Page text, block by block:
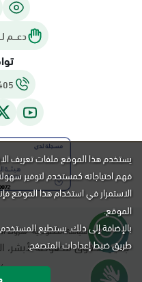
دعـــم
سياسة الخصوصية شروط
جميع الحقوق محفوظة لأبشر،
يستخدم هذا الموقع ملفات تعريف
فهم احتياجاته كمستخدم لتوفير
الاستمرار في استخدام هذا الموقع
الموقع.
بالإضافة إلى ذلك, يستطيع
طريق ضبط إعدادات المتصفح.